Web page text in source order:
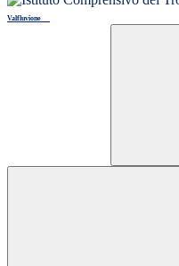
Valfluvione